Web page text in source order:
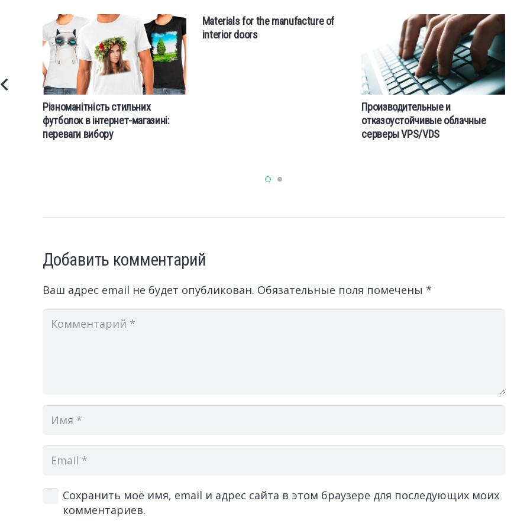
Різноманітність стильних
футболок в інтернет-магазині:
переваги вибору
Materials for the manufacture of
interior doors
Производительные и
отказоустойчивые облачные
серверы VPS/VDS
Добавить комментарий
Ваш адрес email не будет опубликован. Обязательные поля помечены *
Сохранить моё имя, email и адрес сайта в этом браузере для последующих моих
комментариев.